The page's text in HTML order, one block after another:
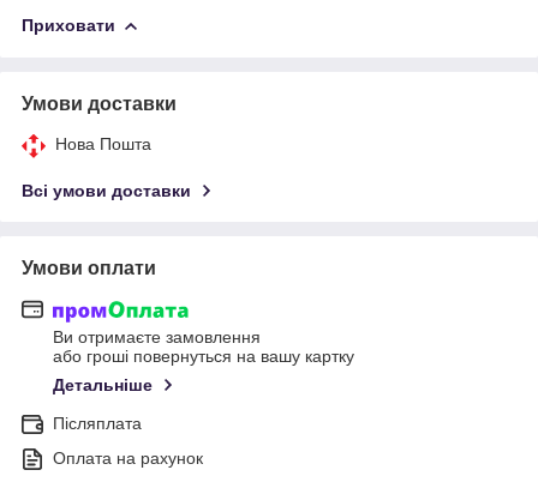
Приховати
Умови доставки
Нова Пошта
Всі умови доставки
Умови оплати
Ви отримаєте замовлення
або гроші повернуться на вашу картку
Детальніше
Післяплата
Оплата на рахунок